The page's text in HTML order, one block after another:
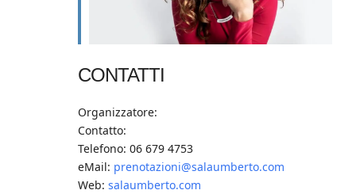
CONTATTI
Organizzatore:
Contatto:
Telefono: 06 679 4753
eMail: prenotazioni@salaumberto.com
Web: salaumberto.com